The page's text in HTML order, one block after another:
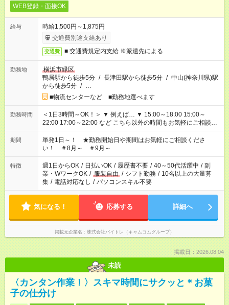
WEB登録・面接OK
給与
時給1,500円～1,875円
交通費別途支給あり
交通費 ■ 交通費規定内支給 ※派遣先による
勤務地
横浜市緑区
鴨居駅から徒歩5分 / 長津田駅から徒歩5分 / 中山(神奈川県)駅
から徒歩5分 / …
■物流センターなど ■勤務地選べます
勤務時間
＜1日3時間～OK！＞ ▼ 例えば… ▼ 15:00～18:00 15:00～
22:00 17:00～22:00 など こちら以外の時間もお気軽にご相談く
ださい！
期間
単発1日～！ ★勤務開始日や期間はお気軽にご相談くださ
い！ ＃8月～ ＃9月～
特徴 週1日からOK / 日払いOK / 履歴書不要 / 40～50代活躍中 / 副
業・WワークOK / 服装自由 / シフト勤務 / 10名以上の大量募
集 / 電話対応なし / パソコンスキル不要
気になる！ 応募する 詳細へ
掲載元企業名 株式会社バイトレ（キャムコムグループ）
掲載日：2026.08.04
未読
〈カンタン作業！〉スキマ時間にサクッと＊お菓
子の仕分け